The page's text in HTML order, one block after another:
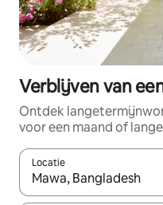
Verblijven van
Ontdek
voor een maand of
Locatie
Wanneer er resultaten